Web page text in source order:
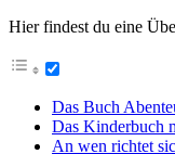
Hier findest du eine
Das Buch
Das Kinderbuch
An wen richtet